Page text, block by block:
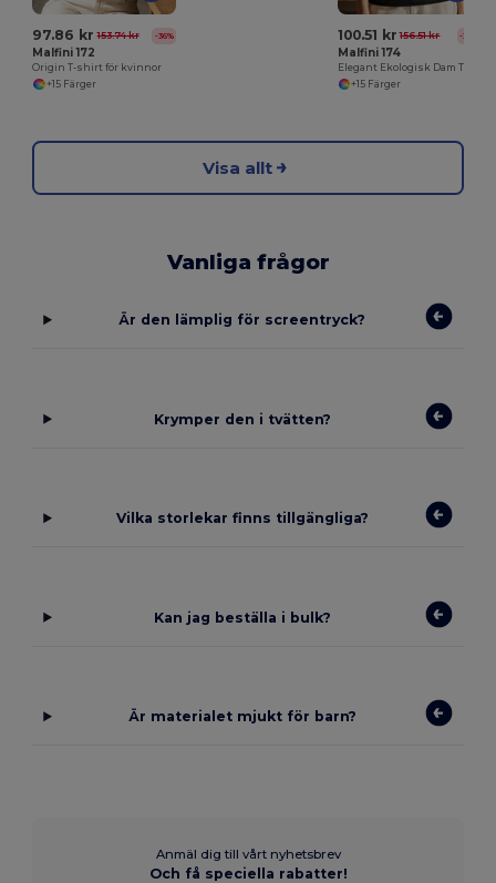
97.86 kr 153.74 kr -36%
Malfini 172
Origin T-shirt för kvinnor
+15 Färger
100.51 kr 156.51 kr -36%
Malfini 174
+15 Färger
Visa allt
Vanliga frågor
Är den lämplig för screentryck?
Krymper den i tvätten?
Vilka storlekar finns tillgängliga?
Kan jag beställa i bulk?
Är materialet mjukt för barn?
Anmäl dig till vårt nyhetsbrev
Och få speciella rabatter!